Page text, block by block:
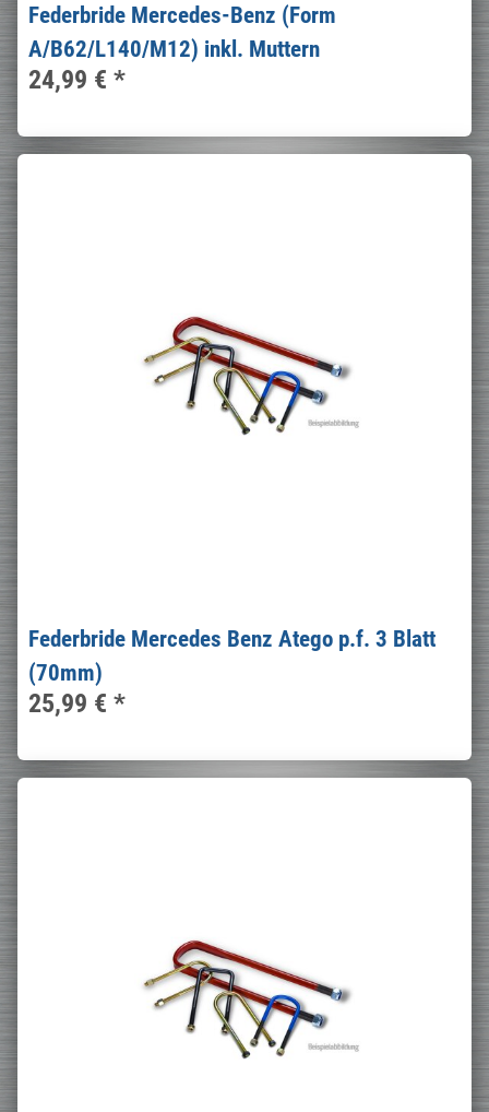
Federbride Mercedes-Benz (Form
A/B62/L140/M12) inkl. Muttern
24,99 € *
Federbride Mercedes Benz Atego p.f. 3 Blatt
(70mm)
25,99 € *